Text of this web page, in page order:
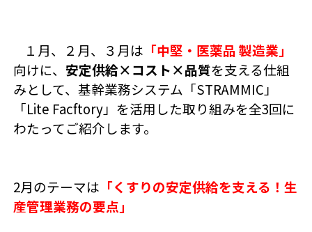
１月、２月、３月は 「中堅・医薬品 製造業」
向けに、 安定供給×コスト×品質を支える仕組
みとして、基幹業務システム「STRAMMIC」
「Lite Facftory」を活用した取り組みを全3回に
わたってご紹介します。
2月のテーマは 「くすりの安定供給を支える！生
産管理業務の要点」